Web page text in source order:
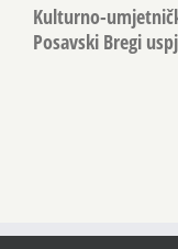
Kulturno-
Posavski Bregi